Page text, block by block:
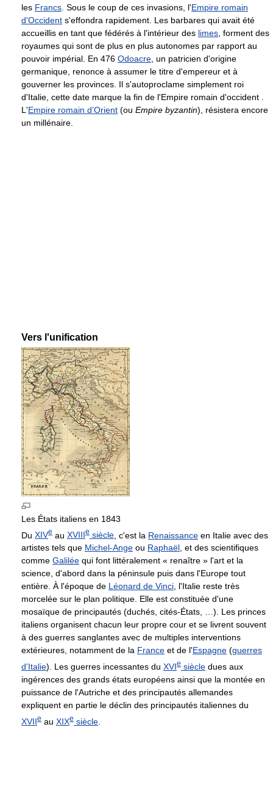
les Francs . Sous le coup de ces invasions, l'Empire romain
d'Occident s'effondra rapidement. Les barbares qui avait été
accueillis en tant que fédérés à l'intérieur des limes , forment des
royaumes qui sont de plus en plus autonomes par rapport au
pouvoir impérial. En 476 Odoacre , un patricien d'origine
germanique, renonce à assumer le titre d'empereur et à
gouverner les provinces. Il s'autoproclame simplement roi
d'Italie, cette date marque la fin de l'Empire romain d'occident .
L'Empire romain d’Orient (ou Empire byzantin), résistera encore
un millénaire.
Vers l'unification
Les États italiens en 1843
Du XIVe au XVIIIe siècle , c'est la Renaissance en Italie avec des
artistes tels que Michel-Ange ou Raphaël, et des scientifiques
comme Galilée qui font littéralement « renaître » l'art et la
science, d'abord dans la péninsule puis dans l'Europe tout
entière. À l'époque de Léonard de Vinci, l'Italie reste très
morcelée sur le plan politique. Elle est constituée d'une
mosaïque de principautés (duchés, cités-États, …). Les princes
italiens organisent chacun leur propre cour et se livrent souvent
à des guerres sanglantes avec de multiples interventions
extérieures, notamment de la France et de l'Espagne (guerres
d'Italie). Les guerres incessantes du XVIe siècle dues aux
ingérences des grands états européens ainsi que la montée en
puissance de l'Autriche et des principautés allemandes
expliquent en partie le déclin des principautés italiennes du
XVIIe au XIXe siècle